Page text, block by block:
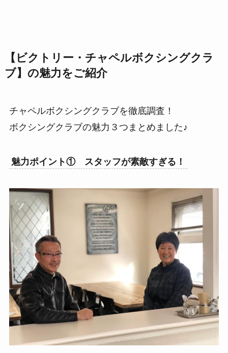
【ビクトリー・チャペルボクシングクラ
ブ】の魅力をご紹介
チャペルボクシングクラブを徹底調査！
ボクシングクラブの魅力３つまとめました♪
魅力ポイント① スタッフが素敵すぎる！